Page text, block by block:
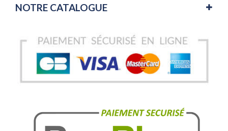
NOTRE CATALOGUE